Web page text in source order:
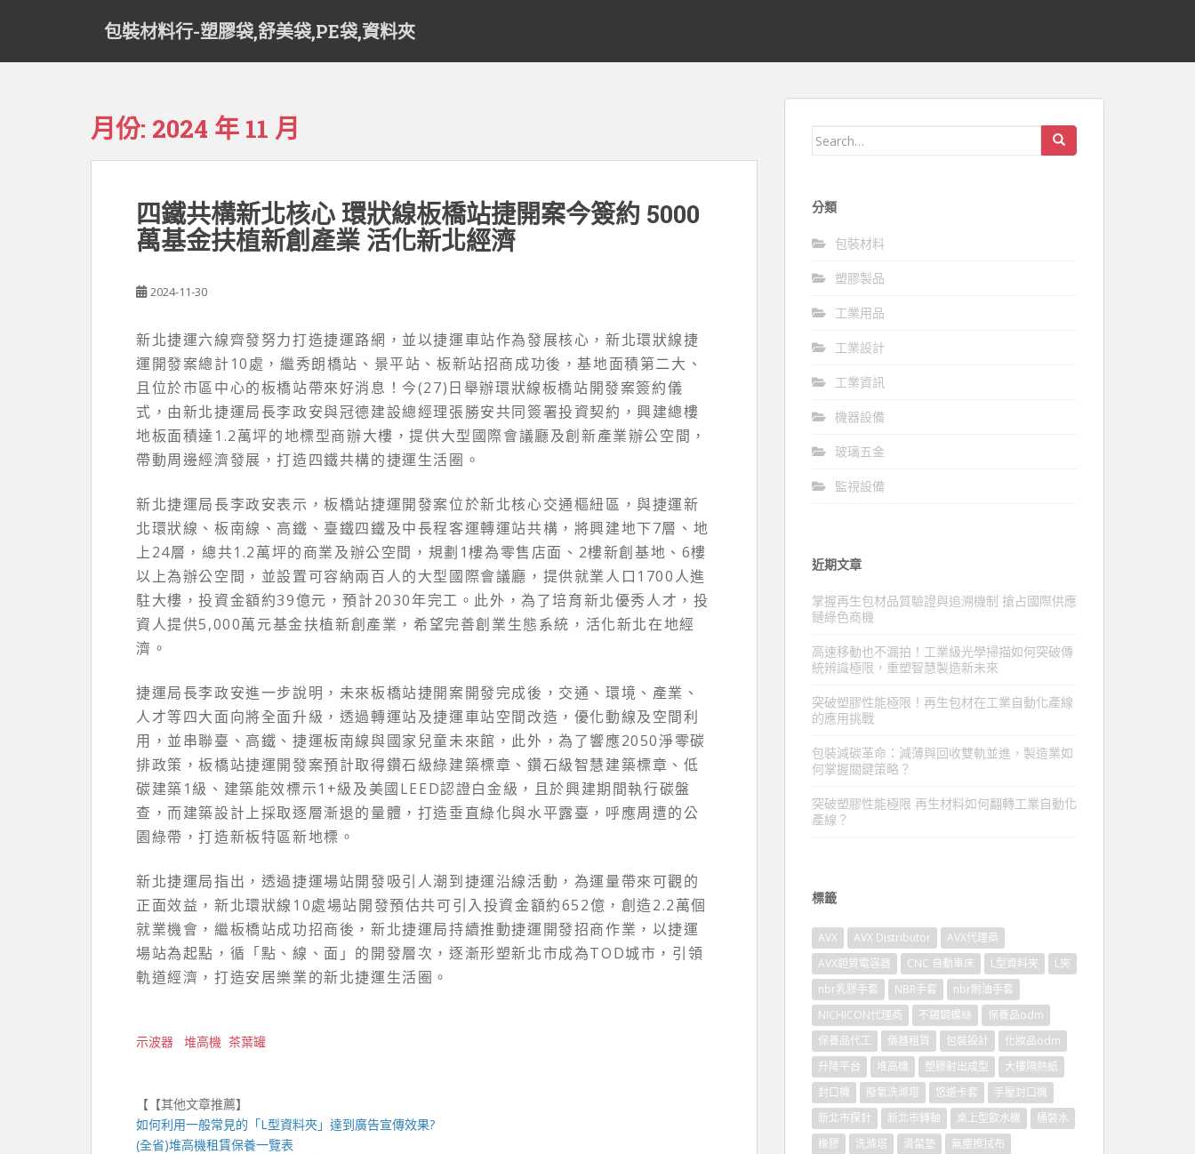
包裝材料行-塑膠袋,舒美袋,PE袋,資料夾
月份: 2024 年 11 月
四鐵共構新北核心 環狀線板橋站捷開案今簽約 5000
萬基金扶植新創產業 活化新北經濟
2024-11-30
新北捷運六線齊發努力打造捷運路網，並以捷運車站作為發展核心，新北環狀線捷
運開發案總計10處，繼秀朗橋站、景平站、板新站招商成功後，基地面積第二大、
且位於市區中心的板橋站帶來好消息！今(27)日舉辦環狀線板橋站開發案簽約儀
式，由新北捷運局長李政安與冠德建設總經理張勝安共同簽署投資契約，興建總樓
地板面積達1.2萬坪的地標型商辦大樓，提供大型國際會議廳及創新產業辦公空間，
帶動周邊經濟發展，打造四鐵共構的捷運生活圈。
新北捷運局長李政安表示，板橋站捷運開發案位於新北核心交通樞紐區，與捷運新
北環狀線、板南線、高鐵、臺鐵四鐵及中長程客運轉運站共構，將興建地下7層、地
上24層，總共1.2萬坪的商業及辦公空間，規劃1樓為零售店面、2樓新創基地、6樓
以上為辦公空間，並設置可容納兩百人的大型國際會議廳，提供就業人口1700人進
駐大樓，投資金額約39億元，預計2030年完工。此外，為了培育新北優秀人才，投
資人提供5,000萬元基金扶植新創產業，希望完善創業生態系統，活化新北在地經
濟。
捷運局長李政安進一步說明，未來板橋站捷開案開發完成後，交通、環境、產業、
人才等四大面向將全面升級，透過轉運站及捷運車站空間改造，優化動線及空間利
用，並串聯臺、高鐵、捷運板南線與國家兒童未來館，此外，為了響應2050淨零碳
排政策，板橋站捷運開發案預計取得鑽石級綠建築標章、鑽石級智慧建築標章、低
碳建築1級、建築能效標示1+級及美國LEED認證白金級，且於興建期間執行碳盤
查，而建築設計上採取逐層漸退的量體，打造垂直綠化與水平露臺，呼應周遭的公
園綠帶，打造新板特區新地標。
新北捷運局指出，透過捷運場站開發吸引人潮到捷運沿線活動，為運量帶來可觀的
正面效益，新北環狀線10處場站開發預估共可引入投資金額約652億，創造2.2萬個
就業機會，繼板橋站成功招商後，新北捷運局持續推動捷運開發招商作業，以捷運
場站為起點，循「點、線、面」的開發層次，逐漸形塑新北市成為TOD城市，引領
軌道經濟，打造安居樂業的新北捷運生活圈。
示波器 堆高機 茶葉罐
【【其他文章推薦】
如何利用一般常見的「L型資料夾」達到廣告宣傳效果?
(全省)堆高機租賃保養一覽表
Search
分類
包裝材料
塑膠製品
工業用品
工業設計
工業資訊
機器設備
玻璃五金
監視設備
近期文章
掌握再生包材品質驗證與追溯機制 搶占國際供應
鏈綠色商機
高速移動也不漏拍！工業級光學掃描如何突破傳
統辨識極限，重塑智慧製造新未來
突破塑膠性能極限！再生包材在工業自動化產線
的應用挑戰
包裝減碳革命：減薄與回收雙軌並進，製造業如
何掌握關鍵策略？
突破塑膠性能極限 再生材料如何翻轉工業自動化
產線？
標籤
AVX AVX Distributor
AVX代理商
AVX鉭質電容器
CNC 自動車床 L型資料夾
L夾
nbr乳膠手套
NBR手套
nbr耐油手套
NICHICON代理商
不鏽鋼螺絲
保養品odm
保養品代工
儀器租賃 包裝設計
化妝品odm
升降平台
堆高機 塑膠射出成型
大樓隔熱紙
封口機
廢氣洗滌塔 悠遊卡套
手壓封口機
新北市探針
新北市轉軸 桌上型飲水機
桶裝水
橡膠
洗滌塔 滑鼠墊
無塵擦拭布